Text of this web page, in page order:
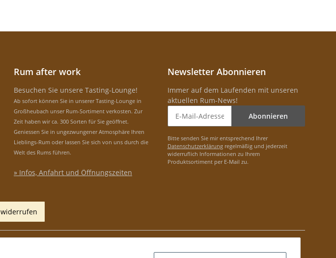
Rum after work
Besuchen Sie unsere Tasting-Lounge!
Ab sofort können Sie in unserer Tasting-Lounge in
Großheubach unser Rum-Sortiment verkosten. Zur
Zeit haben wir ca. 300 Sorten für Sie geöffnet.
Geniessen Sie in ungezwungener Atmosphäre Ihren
Lieblings-Rum oder lassen Sie sich von uns durch die
Welt des Rums führen.
» Infos, Anfahrt und Öffnungszeiten
Newsletter Abonnieren
Immer auf dem Laufenden mit unseren
aktuellen Rum-News!
Abonnieren
Bitte senden Sie mir entsprechend Ihrer
Datenschutzerklärungregelmäßig und jederzeit
widerruflich Informationen zu Ihrem
Produktsortiment per E-Mail zu.